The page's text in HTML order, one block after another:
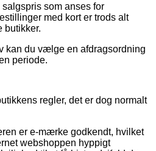
som anses for
med kort er trods alt
butikker.
kan du vælge en afdragsordning
periode.
regler, det er dog normalt
er e-mærke godkendt, hvilket
webshoppen hyppigt